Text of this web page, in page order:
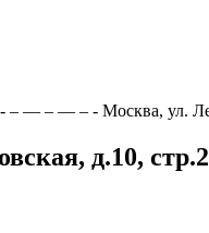
- – — – — – - Москва, ул.
д.10, стр.2